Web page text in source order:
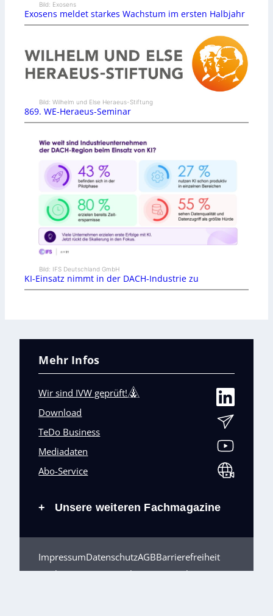
Bild: Exosens
Exosens meldet starkes Wachstum im ersten Halbjahr
Bild: Wilhelm und Else Heraeus-Stiftung
869. WE-Heraeus-Seminar
Bild: IFS Deutschland GmbH
KI-Einsatz nimmt in der DACH-Industrie zu
Mehr Infos
Wir sind IVW geprüft!
Download
TeDo Business
Mediadaten
Abo-Service
+ Unsere weiteren Fachmagazine
ImpressumDatenschutzAGBBarrierefreiheit
Cookies & DatenverarbeitungKontakt